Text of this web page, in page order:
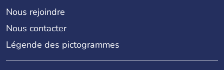
Nous rejoindre
Nous contacter
Légende des pictogrammes